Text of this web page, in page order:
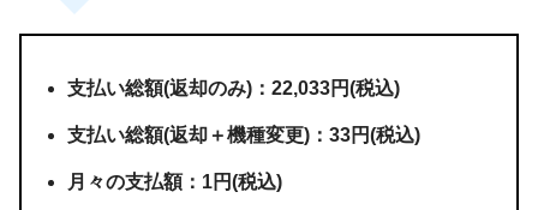
支払い総額(返却のみ)：22,033円(税込)
支払い総額(返却＋機種変更)：33円(税込)
月々の支払額：1円(税込)